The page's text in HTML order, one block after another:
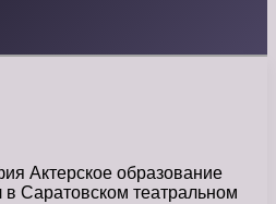
Актерское образование
Саратовском театральном